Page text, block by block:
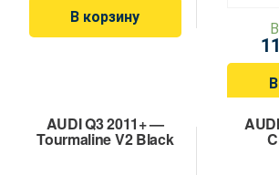
В корзину
AUDI Q3 2011+ —
Tourmaline V2 Black